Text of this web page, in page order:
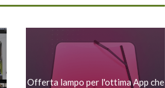
Offerta lampo per l'ottima App che